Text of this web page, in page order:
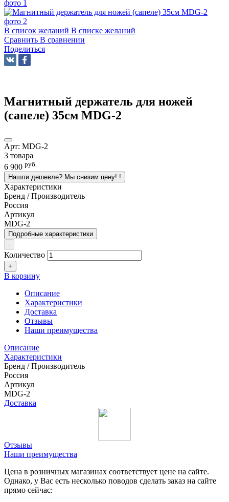
В список желаний В списке желаний
Сравнить В сравнении
Поделиться
Магнитный держатель для ножей
(сапеле) 35см MDG-2
Арт: MDG-2
3 товара
6 900 руб.
Нашли дешевле? Мы снизим цену! !
Характеристики
Бренд / Производитель
Россия
Артикул
MDG-2
Подробные характеристики
-
Количество
+
В корзину
Описание
Характеристики
Доставка
Отзывы
Наши преимущества
Описание
Характеристики
Бренд / Производитель
Россия
Артикул
MDG-2
Доставка
Отзывы
Наши преимущества
Цена в розничных магазинах соответствует цене на сайте.
Однако, у Вас есть несколько поводов сделать заказ на сайте
прямо сейчас: